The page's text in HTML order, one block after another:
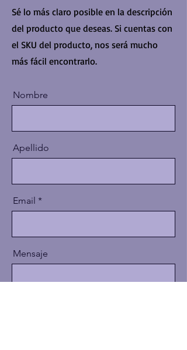
Sé lo más claro posible en la descripción
del producto que deseas. Si cuentas con
el SKU del producto, nos será mucho
más fácil encontrarlo.
Nombre
Apellido
Email
Mensaje